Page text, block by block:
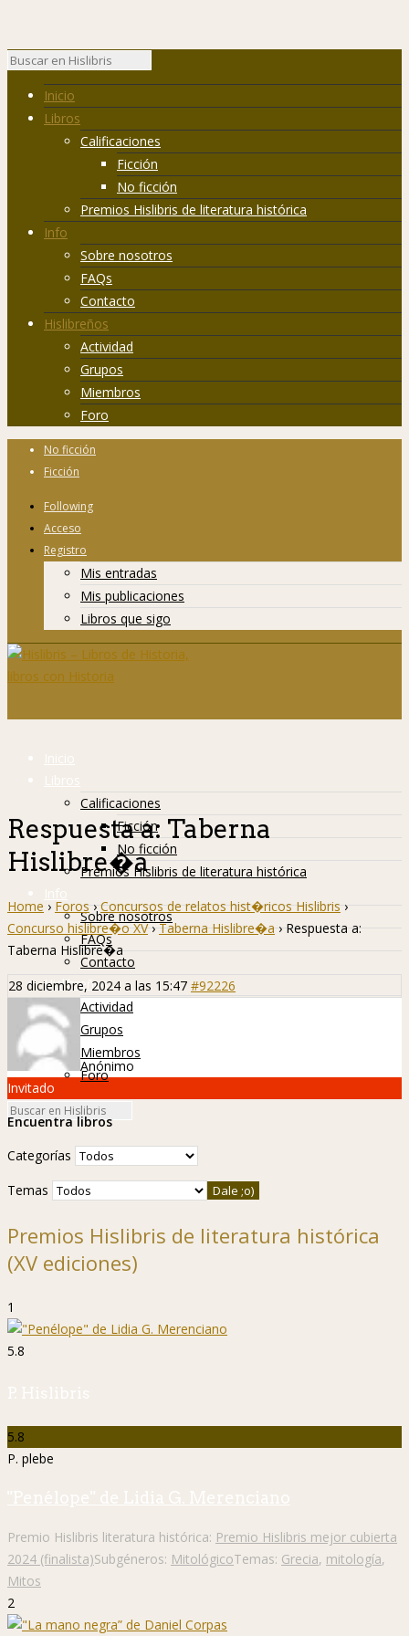
Inicio
Libros
Calificaciones
Ficción
No ficción
Premios Hislibris de literatura histórica
Info
Sobre nosotros
FAQs
Contacto
Hislibreños
Actividad
Grupos
Miembros
Foro
No ficción
Ficción
Following
Acceso
Registro
Mis entradas
Mis publicaciones
Libros que sigo
Inicio
Libros
Calificaciones
Ficción
No ficción
Premios Hislibris de literatura histórica
Info
Sobre nosotros
FAQs
Contacto
Hislibreños
Actividad
Grupos
Miembros
Foro
Respuesta a: Taberna
Hislibre�a
Home › Foros › Concursos de relatos hist�ricos Hislibris ›
Concurso hislibre�o XV › Taberna Hislibre�a › Respuesta a:
Taberna Hislibre�a
28 diciembre, 2024 a las 15:47 #92226
Anónimo
Invitado
Encuentra libros
Categorías
Temas
Premios Hislibris de literatura histórica
(XV ediciones)
1
5.8
P. Hislibris
5.8
P. plebe
"Penélope" de Lidia G. Merenciano
Premio Hislibris literatura histórica: Premio Hislibris mejor cubierta
2024 (finalista)Subgéneros: MitológicoTemas: Grecia, mitología,
Mitos
2